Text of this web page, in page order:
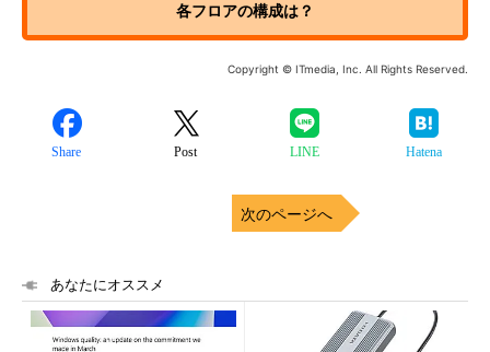
各フロアの構成は？
Copyright © ITmedia, Inc. All Rights Reserved.
Share Post LINE Hatena
次のページへ
あなたにオススメ